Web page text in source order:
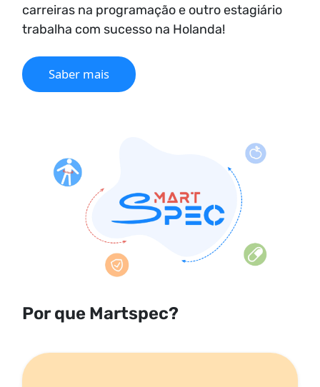
carreiras na programação e outro estagiário
trabalha com sucesso na Holanda!
Saber mais
Por que Martspec?